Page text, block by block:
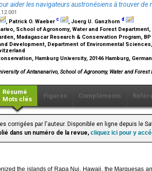
aider les navigateurs austronésiens à trouver de
, Patrick O. Waeberc , Joerg U. Ganzhorn d
School of Agronomy, Water and Forest
Madagascar Research & Conservation Program,
Development, Department of Environmental
Hamburg University, 20146 Hamburg,
of Antananarivo, School of Agronomy, Water and Forest
Résumé
Mots clés
Figures Compléments
corrigées par l'auteur. Disponible en ligne depuis le
dans un numéro de la revue, cliquez ici pour y
the islands of Rapa Nui, Hawaii, the Marquesas